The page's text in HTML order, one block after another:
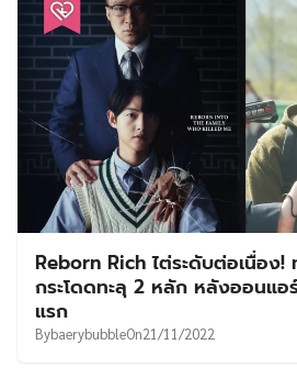
Reborn Rich ไต่ระดับต่อเนื่อง!
กระโดดทะลุ 2 หลัก หลังออนแอ
แรก
BybaerybubbleOn21/11/2022